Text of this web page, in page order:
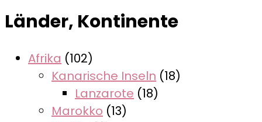
Länder, Kontinente
Afrika (102)
Kanarische Inseln (18)
Lanzarote (18)
Marokko (13)